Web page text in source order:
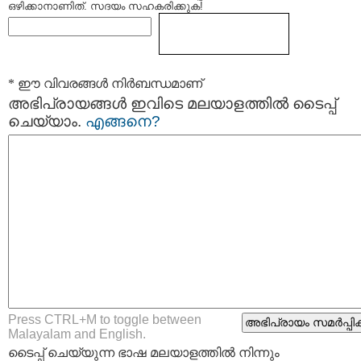
ഒഴിക്കാനാണിത്. സദയം സഹകരിക്കുക!
* ഈ വിവരങ്ങള്‍ നിര്‍ബന്ധമാണ്
അഭിപ്രായങ്ങള്‍ ഇവിടെ മലയാളത്തില്‍ ടൈപ്പ്
ചെയ്യാം. എങ്ങനെ?
Press CTRL+M to toggle between
Malayalam and English.
ടൈപ്പ്‌ ചെയ്യുന്ന ഭാഷ മലയാളത്തില്‍ നിന്നും